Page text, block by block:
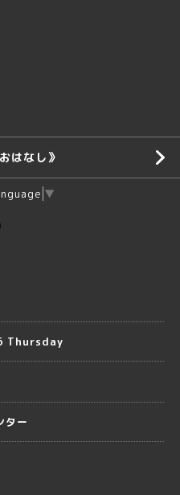
はなし》
▼
Thursday
ター